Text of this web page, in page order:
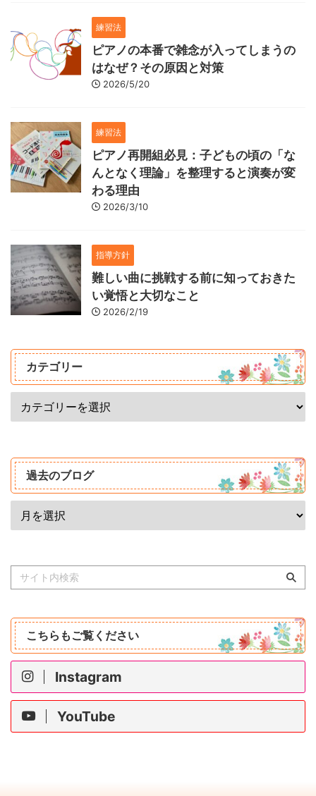
練習法
ピアノの本番で雑念が入ってしまうの
はなぜ？その原因と対策
2026/5/20
練習法
ピアノ再開組必見：子どもの頃の「な
んとなく理論」を整理すると演奏が変
わる理由
2026/3/10
指導方針
難しい曲に挑戦する前に知っておきた
い覚悟と大切なこと
2026/2/19
カテゴリー
過去のブログ
こちらもご覧ください
Instagram
YouTube